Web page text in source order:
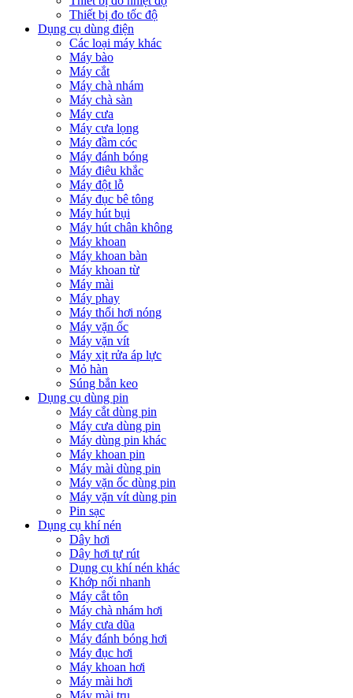
Thiết bị đo tốc độ
Dụng cụ dùng điện
Các loại máy khác
Máy bào
Máy cắt
Máy chà nhám
Máy chà sàn
Máy cưa
Máy cưa lọng
Máy đầm cóc
Máy đánh bóng
Máy điêu khắc
Máy đột lỗ
Máy đục bê tông
Máy hút bụi
Máy hút chân không
Máy khoan
Máy khoan bàn
Máy khoan từ
Máy mài
Máy phay
Máy thổi hơi nóng
Máy vặn ốc
Máy vặn vít
Máy xịt rửa áp lực
Mỏ hàn
Súng bắn keo
Dụng cụ dùng pin
Máy cắt dùng pin
Máy cưa dùng pin
Máy dùng pin khác
Máy khoan pin
Máy mài dùng pin
Máy vặn ốc dùng pin
Máy vặn vít dùng pin
Pin sạc
Dụng cụ khí nén
Dây hơi
Dây hơi tự rút
Dụng cụ khí nén khác
Khớp nối nhanh
Máy cắt tôn
Máy chà nhám hơi
Máy cưa dũa
Máy đánh bóng hơi
Máy đục hơi
Máy khoan hơi
Máy mài hơi
Máy mài trụ